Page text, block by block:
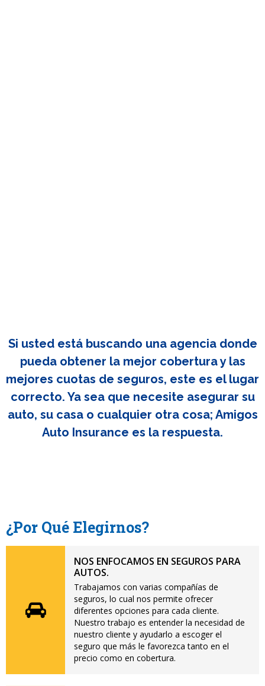
Si usted está buscando una agencia donde
pueda obtener la mejor cobertura y las
mejores cuotas de seguros, este es el lugar
correcto. Ya sea que necesite asegurar su
auto, su casa o cualquier otra cosa; Amigos
Auto Insurance es la respuesta.
¿Por Qué Elegirnos?
NOS ENFOCAMOS EN SEGUROS PARA
AUTOS.
Trabajamos con varias compañías de
seguros, lo cual nos permite ofrecer
diferentes opciones para cada cliente.
Nuestro trabajo es entender la necesidad de
nuestro cliente y ayudarlo a escoger el
seguro que más le favorezca tanto en el
precio como en cobertura.